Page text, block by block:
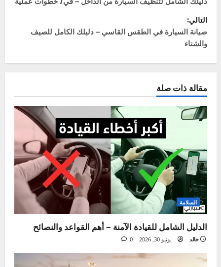
خالد
Administrator
ميكانيكي سيارات بخبرة تزيد عن 20 عاماً، وشغوف
بكل ما يتعلق بعالم المحركات. أسست "سيارتي"
لأشاركك خبرتي العملية، وأساعدك على فهم لغة
سيارتك وحل مشاكلها بنفسك لتوفير وقتك ومالك.
هدفي هو جعل صيانة السيارات أمراً سهلاً ومفهوماً
للجميع.
زيارة الموقع عرض كل المقالات